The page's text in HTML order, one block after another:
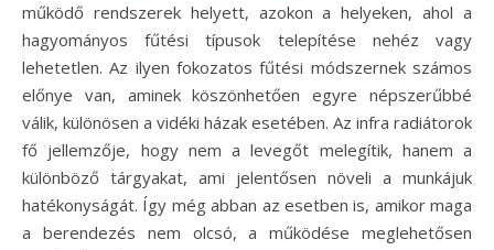
működő rendszerek helyett, azokon a helyeken, ahol a
hagyományos fűtési típusok telepítése nehéz vagy
lehetetlen. Az ilyen fokozatos fűtési módszernek számos
előnye van, aminek köszönhetően egyre népszerűbbé
válik, különösen a vidéki házak esetében. Az infra radiátorok
fő jellemzője, hogy nem a levegőt melegítik, hanem a
különböző tárgyakat, ami jelentősen növeli a munkájuk
hatékonyságát. Így még abban az esetben is, amikor maga
a berendezés nem olcsó, a működése meglehetősen